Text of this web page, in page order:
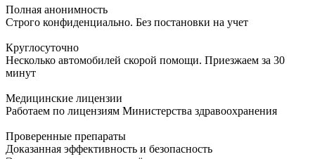
Полная анонимность
Строго конфиденциально. Без постановки на учет
Круглосуточно
Несколько автомобилей скорой помощи. Приезжаем за 30
минут
Медицинские лицензии
Работаем по лицензиям Министерства здравоохранения
Проверенные препараты
Доказанная эффективность и безопасность